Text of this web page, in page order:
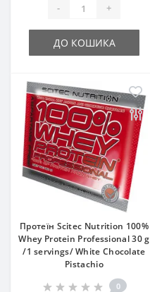
- +
ДО КОШИКА
Протеїн Scitec Nutrition 100%
Whey Protein Professional 30 g
/1 servings/ White Chocolate
Pistachio
0